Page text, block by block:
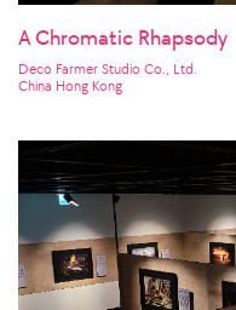
A Chromatic Rhapsody
Deco Farmer Studio Co., Ltd.
China Hong Kong